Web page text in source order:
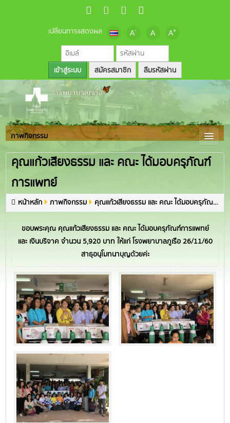
เปลี่ยนการแสดงผล A- A A+
สมัครสมาชิก ลืมรหัสผ่าน
ภาพกิจกรรม
คุณแก้วเสียงธรรม และ คณะ ได้มอบครุภัณฑ์
การแพทย์
หน้าหลัก ภาพกิจกรรม คุณแก้วเสียงธรรม และ คณะ ได้มอบครุภัณฑ์การแพทย์
ขอบพระคุณ คุณแก้วเสียงธรรม และ คณะ ได้มอบครุภัณฑ์การแพทย์
และ เงินบริจาค จำนวน 5,920 บาท ให้แก่ โรงพยาบาลภูเรือ 26/11/60
สาธุอนุโมทนาบุญด้วยค่ะ